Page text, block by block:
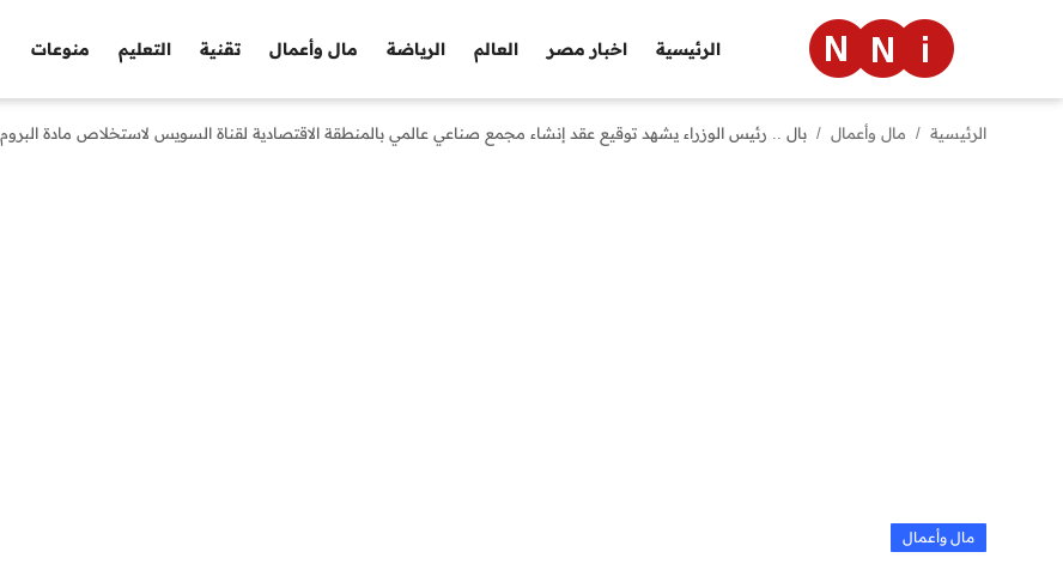
الرئيسية اخبار مصر العالم الرياضة مال وأعمال تقنية التعليم منوعات
منوعات
الرئيسية مال وأعمال بال .. رئيس الوزراء يشهد توقيع عقد إنشاء مجمع صناعي عالمي بالمنطقة الاقتصادية لقناة السويس لاستخلاص مادة البروم
مال وأعمال